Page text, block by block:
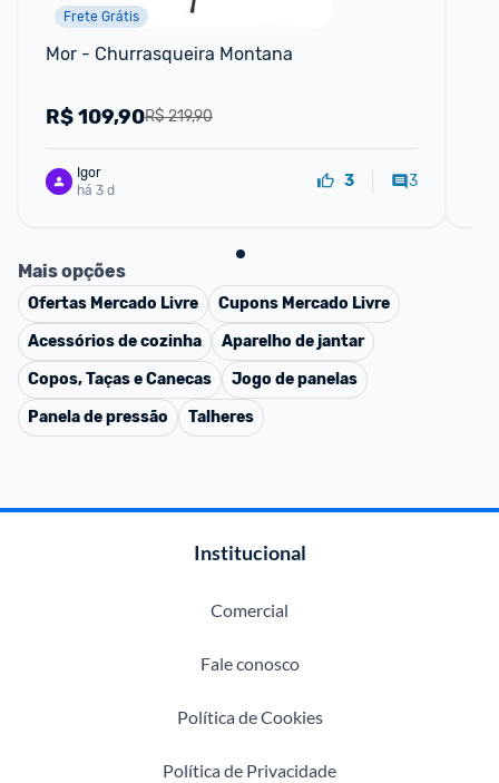
Frete Grátis
Mor - Churrasqueira Montana
R$ 219,90
R$109,90
Igor
há 3 d
3 3
Mais opções
Ofertas Mercado Livre Cupons Mercado Livre
Acessórios de cozinha
Aparelho de jantar
Copos, Taças e Canecas
Jogo de panelas
Panela de pressão
Talheres
Institucional
Comercial
Fale conosco
Política de Cookies
Política de Privacidade